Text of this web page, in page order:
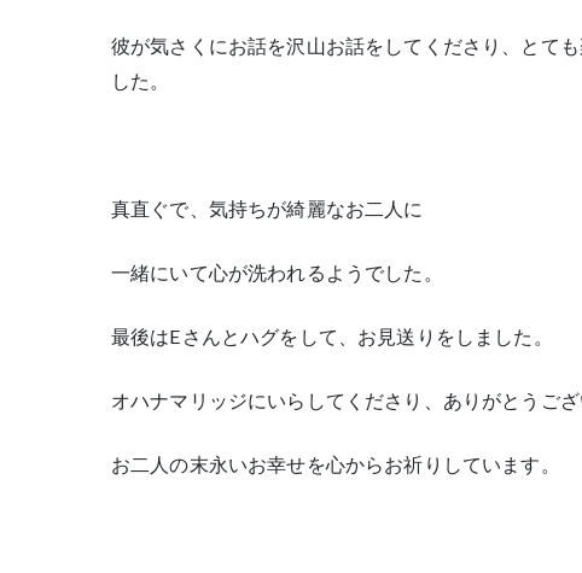
彼が気さくにお話を沢山お話をしてくださり、とて
した。
真直ぐで、気持ちが綺麗なお二人に
一緒にいて心が洗われるようでした。
最後はEさんとハグをして、お見送りをしました。
オハナマリッジにいらしてくださり、ありがとうござ
お二人の末永いお幸せを心からお祈りしています。